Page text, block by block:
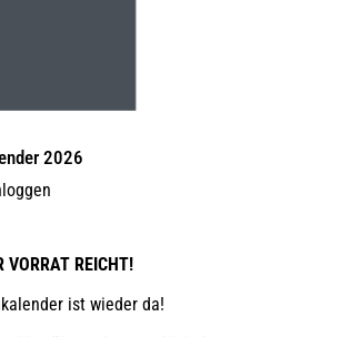
2026
VORRAT REICHT!
ist wieder da!